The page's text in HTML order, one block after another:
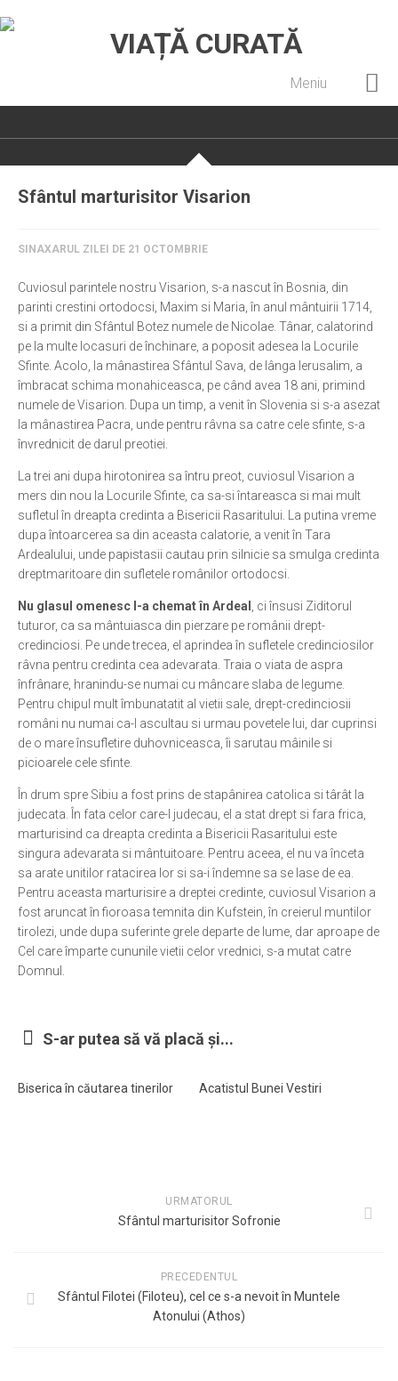
Meniu
Pateric Atonit
Cenaclu creștin
Noi și Biserica
Rânduieli liturgice
Predici și cateheze
Pelerinaje
Ortodox în diaspora
Biserici și mănăstiri
Viață curată
Nevoințe contemporane
Familia de azi
Casa curată
Adicții și vindecări
Gadgeturi cu două tăișuri
Bucătărie biblică
Interviuri
Puncte de Vedere
Sfântul marturisitor Visarion
SINAXARUL ZILEI DE 21 OCTOMBRIE
Cuviosul parintele nostru Visarion, s-a nascut în Bosnia, din
parinti crestini ortodocsi, Maxim si Maria, în anul mântuirii 1714,
si a primit din Sfântul Botez numele de Nicolae. Tânar, calatorind
pe la multe locasuri de închinare, a poposit adesea la Locurile
Sfinte. Acolo, la mânastirea Sfântul Sava, de lânga Ierusalim, a
îmbracat schima monahiceasca, pe când avea 18 ani, primind
numele de Visarion. Dupa un timp, a venit în Slovenia si s-a asezat
la mânastirea Pacra, unde pentru râvna sa catre cele sfinte, s-a
învrednicit de darul preotiei.
La trei ani dupa hirotonirea sa întru preot, cuviosul Visarion a
mers din nou la Locurile Sfinte, ca sa-si întareasca si mai mult
sufletul în dreapta credinta a Bisericii Rasaritului. La putina vreme
dupa întoarcerea sa din aceasta calatorie, a venit în Tara
Ardealului, unde papistasii cautau prin silnicie sa smulga credinta
dreptmaritoare din sufletele românilor ortodocsi.
Nu glasul omenesc l-a chemat în Ardeal
, ci însusi Ziditorul
tuturor, ca sa mântuiasca din pierzare pe românii drept-
credinciosi. Pe unde trecea, el aprindea în sufletele credinciosilor
râvna pentru credinta cea adevarata. Traia o viata de aspra
înfrânare, hranindu-se numai cu mâncare slaba de legume.
Pentru chipul mult îmbunatatit al vietii sale, drept-credinciosii
români nu numai ca-l ascultau si urmau povetele lui, dar cuprinsi
de o mare însufletire duhovniceasca, îi sarutau mâinile si
picioarele cele sfinte.
În drum spre Sibiu a fost prins de stapânirea catolica si târât la
judecata. În fata celor care-l judecau, el a stat drept si fara frica,
marturisind ca dreapta credinta a Bisericii Rasaritului este
singura adevarata si mântuitoare. Pentru aceea, el nu va înceta
sa arate unitilor ratacirea lor si sa-i îndemne sa se lase de ea.
Pentru aceasta marturisire a dreptei credinte, cuviosul Visarion a
fost aruncat în fioroasa temnita din Kufstein, în creierul muntilor
tirolezi, unde dupa suferinte grele departe de lume, dar aproape de
Cel care împarte cununile vietii celor vrednici, s-a mutat catre
Domnul.
S-ar putea să vă placă și...
Biserica în căutarea tinerilor Acatistul Bunei Vestiri
URMATORUL
Sfântul marturisitor Sofronie
PRECEDENTUL
Sfântul Filotei (Filoteu), cel ce s-a nevoit în Muntele
Atonului (Athos)